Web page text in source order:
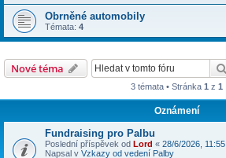
Obrněné automobily
Témata: 4
Nové téma
3 témata • Stránka 1 z 1
Oznámení
Fundraising pro Palbu
Poslední příspěvek od Lord « 28/6/2026, 11:55
Napsal v Vzkazy od vedení Palby